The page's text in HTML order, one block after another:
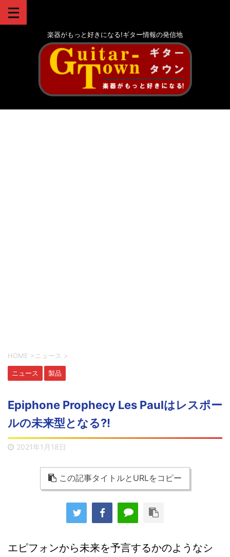
楽器がもっと好きになる!ギター情報の発信地
HOME > ニュース >
ニュース 製品
Epiphone Prophecy Les Paulはレスポー
ルの未来型となる?!
2021年1月18日
この記事タイトルとURLをコピー
エピフォンから未来を予言するかのようなシ